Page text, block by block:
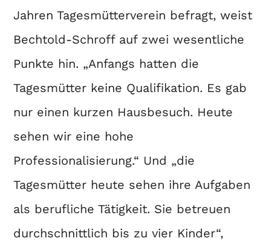
Jahren Tagesmütterverein befragt, weist
Bechtold-Schroff auf zwei wesentliche
Punkte hin. „Anfangs hatten die
Tagesmütter keine Qualifikation. Es gab
nur einen kurzen Hausbesuch. Heute
sehen wir eine hohe
Professionalisierung.“ Und „die
Tagesmütter heute sehen ihre Aufgaben
als berufliche Tätigkeit. Sie betreuen
durchschnittlich bis zu vier Kinder“,